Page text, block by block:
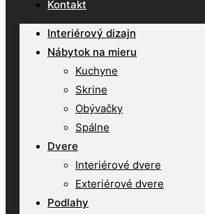
Kontakt
Interiérový dizajn
Nábytok na mieru
Kuchyne
Skrine
Obývačky
Spálne
Dvere
Interiérové dvere
Exteriérové dvere
Podlahy